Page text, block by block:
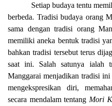
Setiap budaya tentu
berbeda. Tradisi budaya orang
sama dengan tradisi orang
memiliki aneka bentuk tradisi
bahkan tradisi tersebut terus
saat ini. Salah satunya ialah
Manggarai menjadikan tradisi ini
mengekspresikan diri,
secara mendalam tentang Mori